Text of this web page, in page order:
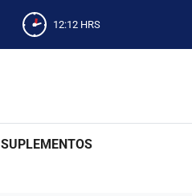
12:12 HRS
SUPLEMENTOS